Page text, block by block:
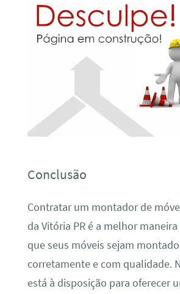
Conclusão
Contratar um montador de
da Vitória PR é a melhor
que seus móveis sejam
corretamente e com qualidade.
está à disposição para oferecer